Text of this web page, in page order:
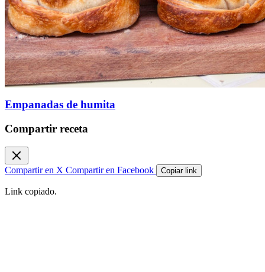
Empanadas de humita
Compartir receta
Compartir en X Compartir en Facebook Copiar link
Link copiado.